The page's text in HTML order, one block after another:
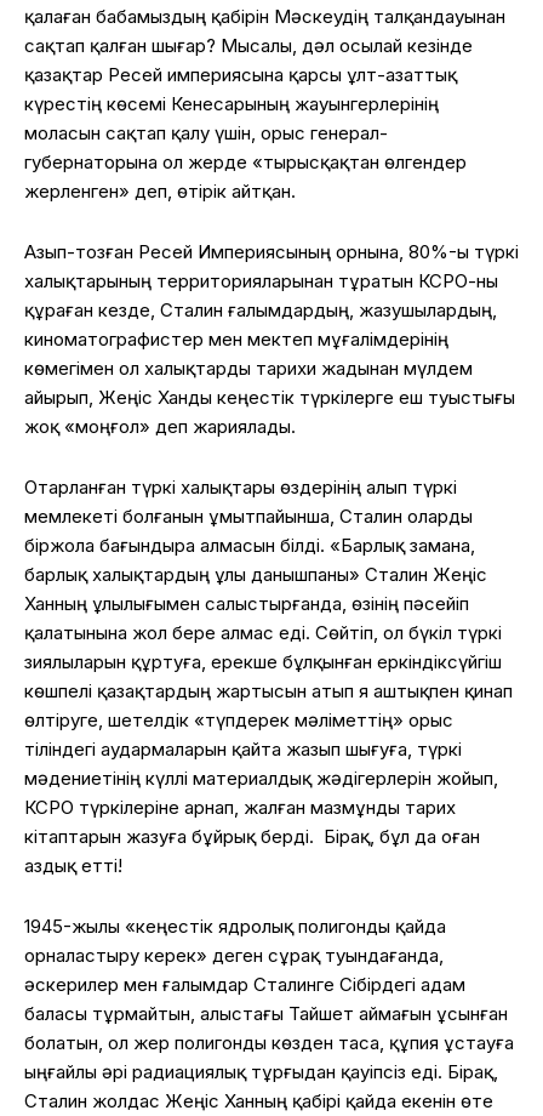
қалаған бабамыздың қабірін Мәскеудің талқандауынан
сақтап қалған шығар? Мысалы, дәл осылай кезінде
қазақтар Ресей империясына қарсы ұлт-азаттық
күрестің көсемі Кенесарының жауынгерлерінің
моласын сақтап қалу үшін, орыс генерал-
губернаторына ол жерде «тырысқақтан өлгендер
жерленген» деп, өтірік айтқан.
Азып-тозған Ресей Империясының орнына, 80%-ы түркі
халықтарының территорияларынан тұратын КСРО-ны
құраған кезде, Сталин ғалымдардың, жазушылардың,
киноматографистер мен мектеп мұғалімдерінің
көмегімен ол халықтарды тарихи жадынан мүлдем
айырып, Жеңіс Ханды кеңестік түркілерге еш туыстығы
жоқ «моңғол» деп жариялады.
Отарланған түркі халықтары өздерінің алып түркі
мемлекеті болғанын ұмытпайынша, Сталин оларды
біржола бағындыра алмасын білді. «Барлық замана,
барлық халықтардың ұлы данышпаны» Сталин Жеңіс
Ханның ұлылығымен салыстырғанда, өзінің пәсейіп
қалатынына жол бере алмас еді. Сөйтіп, ол бүкіл түркі
зиялыларын құртуға, ерекше бұлқынған еркіндіксүйгіш
көшпелі қазақтардың жартысын атып я аштықпен қинап
өлтіруге, шетелдік «түпдерек мәліметтің» орыс
тіліндегі аудармаларын қайта жазып шығуға, түркі
мәдениетінің күллі материалдық жәдігерлерін жойып,
КСРО түркілеріне арнап, жалған мазмұнды тарих
кітаптарын жазуға бұйрық берді. Бірақ, бұл да оған
аздық етті!
1945-жылы «кеңестік ядролық полигонды қайда
орналастыру керек» деген сұрақ туындағанда,
әскерилер мен ғалымдар Сталинге Сібірдегі адам
баласы тұрмайтын, алыстағы Тайшет аймағын ұсынған
болатын, ол жер полигонды көзден таса, құпия ұстауға
ыңғайлы әрі радиациялық тұрғыдан қауіпсіз еді. Бірақ,
Сталин жолдас Жеңіс Ханның қабірі қайда екенін өте